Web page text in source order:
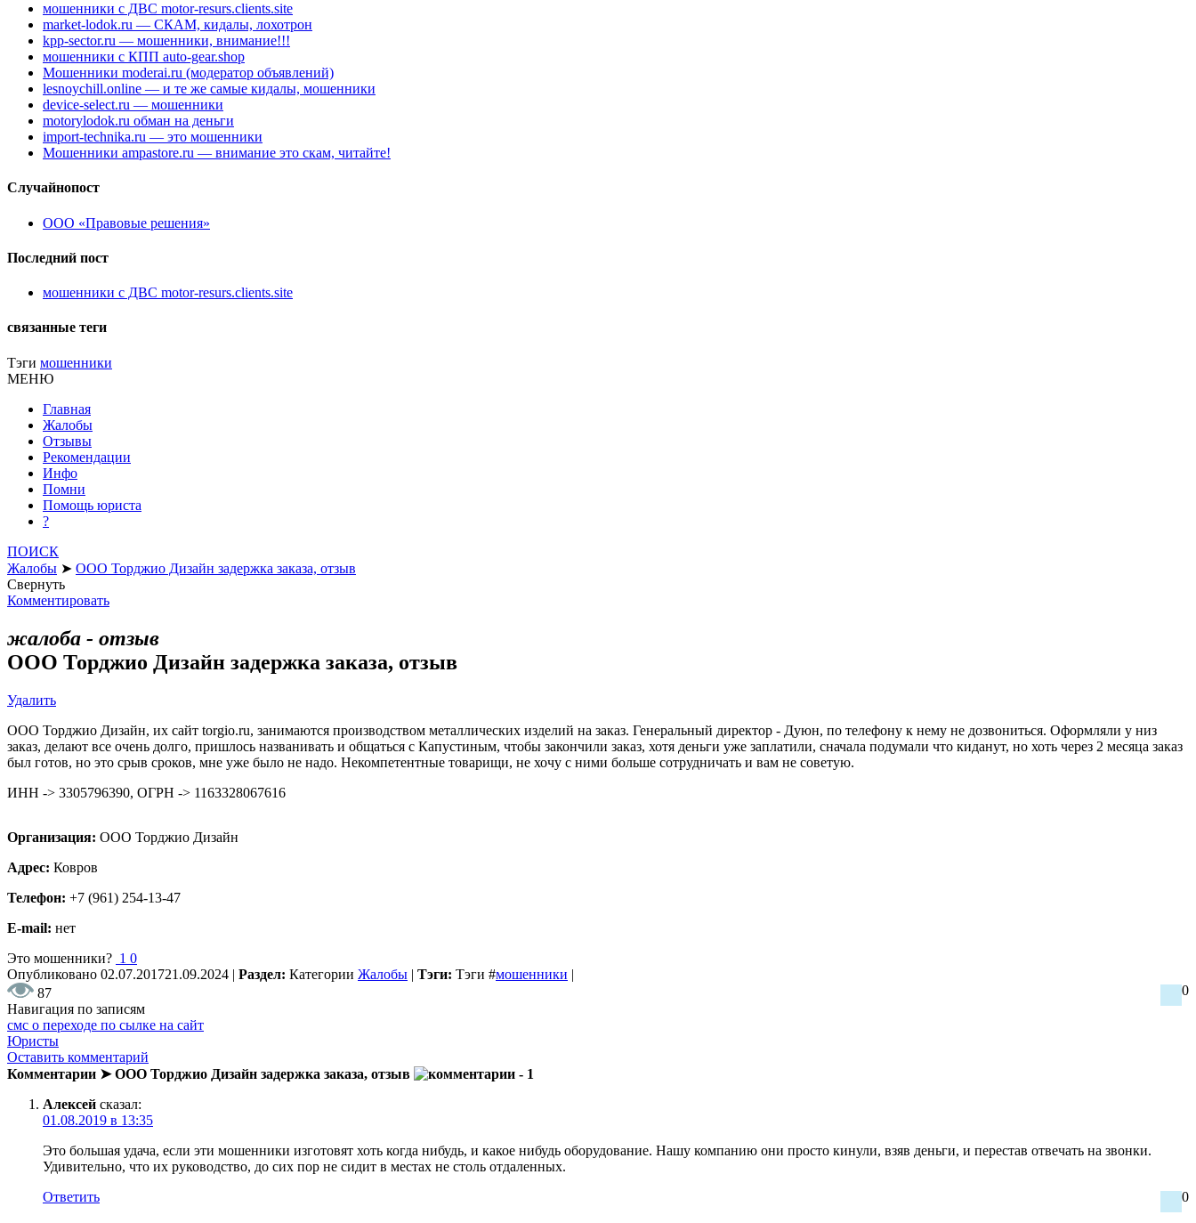
мошенники с ДВС motor-resurs.clients.site
market-lodok.ru — СКАМ, кидалы, лохотрон
kpp-sector.ru — мошенники, внимание!!!
мошенники с КПП auto-gear.shop
Мошенники moderai.ru (модератор объявлений)
lesnoychill.online — и те же самые кидалы, мошенники
device-select.ru — мошенники
motorylodok.ru обман на деньги
import-technika.ru — это мошенники
Мошенники ampastore.ru — внимание это скам, читайте!
Случайнопост
ООО «Правовые решения»
Последний пост
мошенники с ДВС motor-resurs.clients.site
связанные теги
Тэги мошенники
МЕНЮ
Главная
Жалобы
Отзывы
Рекомендации
Инфо
Помни
Помощь юриста
?
ПОИСК
Жалобы ➤ ООО Торджио Дизайн задержка заказа, отзыв
Свернуть
Комментировать
жалоба - отзыв
ООО Торджио Дизайн задержка заказа, отзыв
Удалить
ООО Торджио Дизайн, их сайт torgio.ru, занимаются производством металлических изделий на заказ. Генеральный директор - Дуюн, по телефону к нему не дозвониться. Оформляли у низ
заказ, делают все очень долго, пришлось названивать и общаться с Капустиным, чтобы закончили заказ, хотя деньги уже заплатили, сначала подумали что киданут, но хоть через 2 месяца заказ
был готов, но это срыв сроков, мне уже было не надо. Некомпетентные товарищи, не хочу с ними больше сотрудничать и вам не советую.
ИНН -> 3305796390, ОГРН -> 1163328067616
Организация: ООО Торджио Дизайн
Адрес: Ковров
Телефон: +7 (961) 254-13-47
E-mail: нет
Это мошенники? 1 0
Опубликовано 02.07.201721.09.2024 | Раздел: Категории Жалобы | Тэги: Тэги #мошенники |
87
0
Навигация по записям
смс о переходе по сылке на сайт
Юристы
Оставить комментарий
Комментарии ➤ ООО Торджио Дизайн задержка заказа, отзыв
- 1
Алексей сказал:
01.08.2019 в 13:35
Это большая удача, если эти мошенники изготовят хоть когда нибудь, и какое нибудь оборудование. Нашу компанию они просто кинули, взяв деньги, и перестав отвечать на звонки.
Удивительно, что их руководство, до сих пор не сидит в местах не столь отдаленных.
0
Ответить